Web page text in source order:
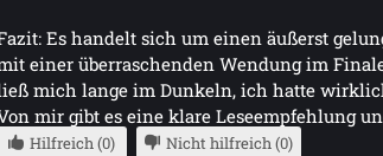
Es handelt sich um einen äußerst
einer überraschenden Wendung im
mich lange im Dunkeln, ich hatte
mir gibt es eine klare Leseempfehlung und
Hilfreich (0) Nicht hilfreich (0)